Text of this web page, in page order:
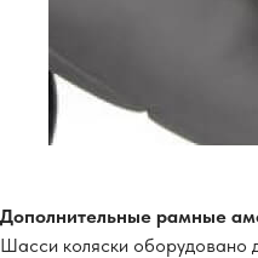
Дополнительные рамные
Шасси коляски оборудовано